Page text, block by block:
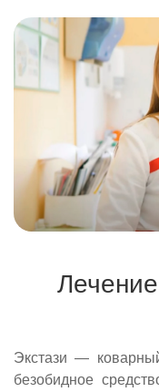
Экстази —
безобидное